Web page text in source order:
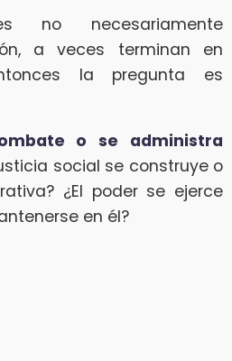
no necesariamente
a veces terminan en
la pregunta es
o se administra
social se construye o
¿El poder se ejerce
en él?